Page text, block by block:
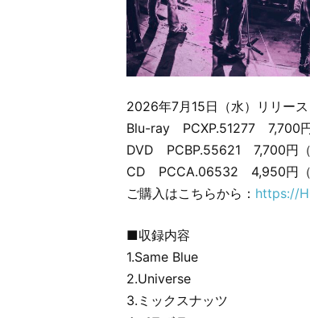
2026年7月15日（水）リリース
Blu-ray PCXP.51277 7,700円
DVD PCBP.55621 7,700円（
CD PCCA.06532 4,950円（
ご購入はこちらから： https://
■収録内容
1.Same Blue
2.Universe
3.ミックスナッツ